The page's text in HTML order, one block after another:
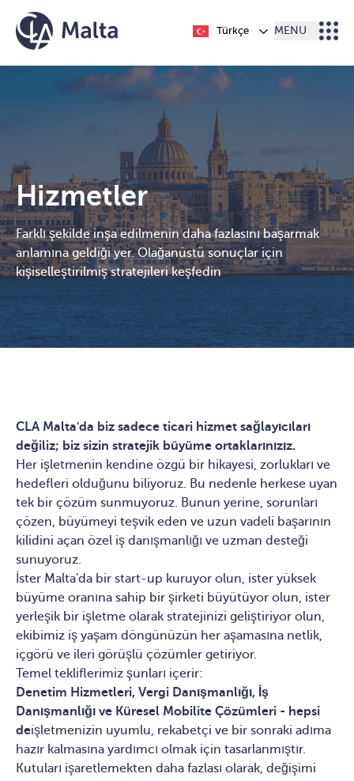
İçeriğe geç
Türkçe MENU
Hizmetler
Farklı şekilde inşa edilmenin daha fazlasını başarmak
anlamına geldiği yer. Olağanüstü sonuçlar için
kişiselleştirilmiş stratejileri keşfedin
CLA Malta'da biz sadece ticari hizmet sağlayıcıları
değiliz; biz sizin stratejik büyüme ortaklarınızız.
Her işletmenin kendine özgü bir hikayesi, zorlukları ve
hedefleri olduğunu biliyoruz. Bu nedenle herkese uyan
tek bir çözüm sunmuyoruz. Bunun yerine, sorunları
çözen, büyümeyi teşvik eden ve uzun vadeli başarının
kilidini açan özel iş danışmanlığı ve uzman desteği
sunuyoruz.
İster Malta'da bir start-up kuruyor olun, ister yüksek
büyüme oranına sahip bir şirketi büyütüyor olun, ister
yerleşik bir işletme olarak stratejinizi geliştiriyor olun,
ekibimiz iş yaşam döngünüzün her aşamasına netlik,
içgörü ve ileri görüşlü çözümler getiriyor.
Temel tekliflerimiz şunları içerir:
Denetim Hizmetleri, Vergi Danışmanlığı, İş
Danışmanlığı ve Küresel Mobilite Çözümleri - hepsi
deişletmenizin uyumlu, rekabetçi ve bir sonraki adıma
hazır kalmasına yardımcı olmak için tasarlanmıştır.
Kutuları işaretlemekten daha fazlası olarak, değişimi